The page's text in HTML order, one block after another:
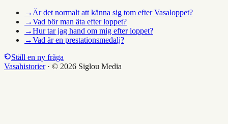
→ Är det normalt att känna sig tom efter Vasaloppet?
→Vad bör man äta efter loppet?
→Hur tar jag hand om mig efter loppet?
→Vad är en prestationsmedalj?
Ställ en ny fråga
Vasahistorier· © 2026 Siglou Media